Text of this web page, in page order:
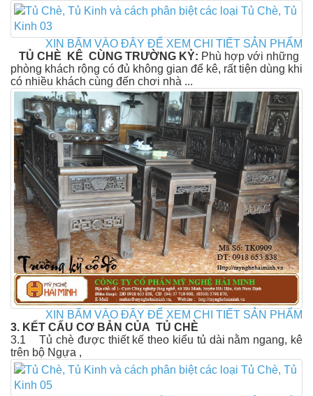
XIN BẤM VÀO ĐÂY ĐỂ XEM CHI TIẾT SẢN PHẨM
TỦ CHÈ KÊ CÙNG TRƯỜNG KỶ: Phù hợp với những
phòng khách rộng có đủ không gian để kê, rất tiện dùng khi
có nhiều khách cùng đến chơi nhà ...
XIN BẤM VÀO ĐÂY ĐỂ XEM CHI TIẾT SẢN PHẨM
3. KẾT CẤU CƠ BẢN CỦA TỦ CHÈ
3.1 Tủ chè được thiết kế theo kiểu tủ dài nằm ngang, kê
trên bộ Ngựa ,